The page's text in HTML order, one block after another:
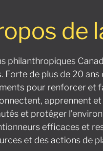
de
philanthropiques
Forte de plus de 20
pour renforcer et
apprennent
et protéger
efficaces et
et des actions de